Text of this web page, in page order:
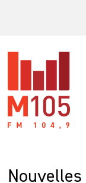
Nouvelles